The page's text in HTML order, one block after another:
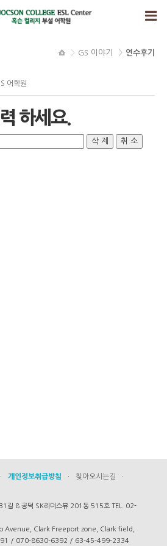
GS 이야기 연수후기
어학원
하세요.
· 개인정보취급방침 · 찾아오시는길
·
길 8 공덕 SK리더스뷰 201동 515호 TEL. 02-
Avenue, Clark Freeport zone, Clark field,
/ 070-8630-6392 / 63-45-499-2334